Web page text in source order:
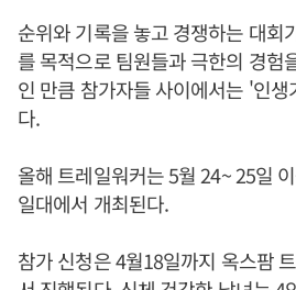
순위와 기록을 놓고 경쟁하는 대회
를 목적으로 팀원들과 극한의 경험
인 만큼 참가자들 사이에서는 '인
다.
올해 트레일워커는 5월 24~ 25일
일대에서 개최된다.
참가 신청은 4월18일까지 옥스팜